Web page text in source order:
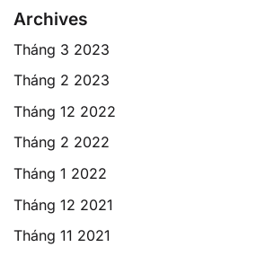
Archives
Tháng 3 2023
Tháng 2 2023
Tháng 12 2022
Tháng 2 2022
Tháng 1 2022
Tháng 12 2021
Tháng 11 2021